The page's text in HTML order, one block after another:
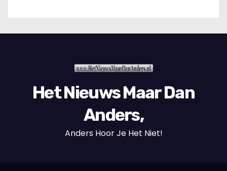
Het Nieuws Maar Dan
Anders,
Anders Hoor Je Het Niet!